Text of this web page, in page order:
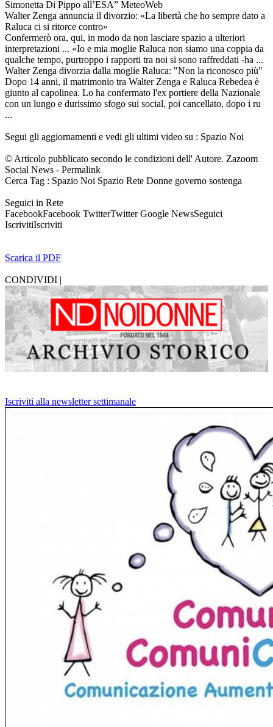
Simonetta Di Pippo all’ESA” MeteoWeb
Walter Zenga annuncia il divorzio: «La libertà che ho sempre dato a
Raluca ci si ritorce contro»
Confermerò ora, qui, in modo da non lasciare spazio a ulteriori
interpretazioni ... «Io e mia moglie Raluca non siamo una coppia da
qualche tempo, purtroppo i rapporti tra noi si sono raffreddati -ha ...
Walter Zenga divorzia dalla moglie Raluca: "Non la riconosco più"
Dopo 14 anni, il matrimonio tra Walter Zenga e Raluca Rebedea è
giunto al capolinea. Lo ha confermato l'ex portiere della Nazionale
con un lungo e durissimo sfogo sui social, poi cancellato, dopo i ru
...
Segui gli aggiornamenti e vedi gli ultimi video su : Spazio Noi
© Articolo pubblicato secondo le condizioni dell' Autore. Zazoom
Social News - Permalink
Cerca Tag : Spazio Noi Spazio Rete Donne governo sostenga
Seguici in Rete
FacebookFacebook TwitterTwitter Google NewsSeguici
IscrivitiIscriviti
Scarica il PDF
CONDIVIDI |
Iscriviti alla newsletter settimanale